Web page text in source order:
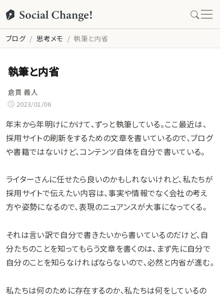
ブログ 思考メモ 執筆と内省
執筆と内省
倉貫 義人
2023/01/06
年末から年明けにかけて、ずっと執筆している。ここ最近は、
採用サイトの刷新をするための文章を書いているので、ブログ
や書籍ではないけど、コンテンツ自体を自分で書いている。
ライターさんに任せたら良いのかもしれないけれど、私たちが
採用サイトで伝えたい内容は、事実や情報でなく会社の考え
方や姿勢になるので、表現のニュアンスが大事になってくる。
それは言い訳で自分で書きたいから書いているのだけど、自
分たちのことを知ってもらう文章を書くのは、まず先に自分で
自分のことを知らなければならないので、必然と内省が進む。
私たちは何のために存在するのか、私たちは何をしているの